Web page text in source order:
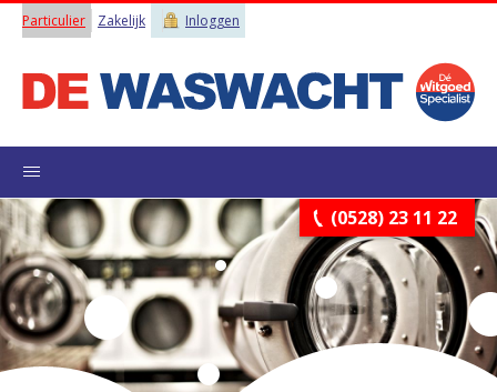
Particulier Zakelijk Inloggen
(0528) 23 11 22